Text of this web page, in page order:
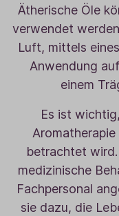
Ätherische Öle
verwendet
Luft, mittels
Anwendung
einem
Es ist
betrachtet
medizinische
Fachpersonal
sie dazu, die